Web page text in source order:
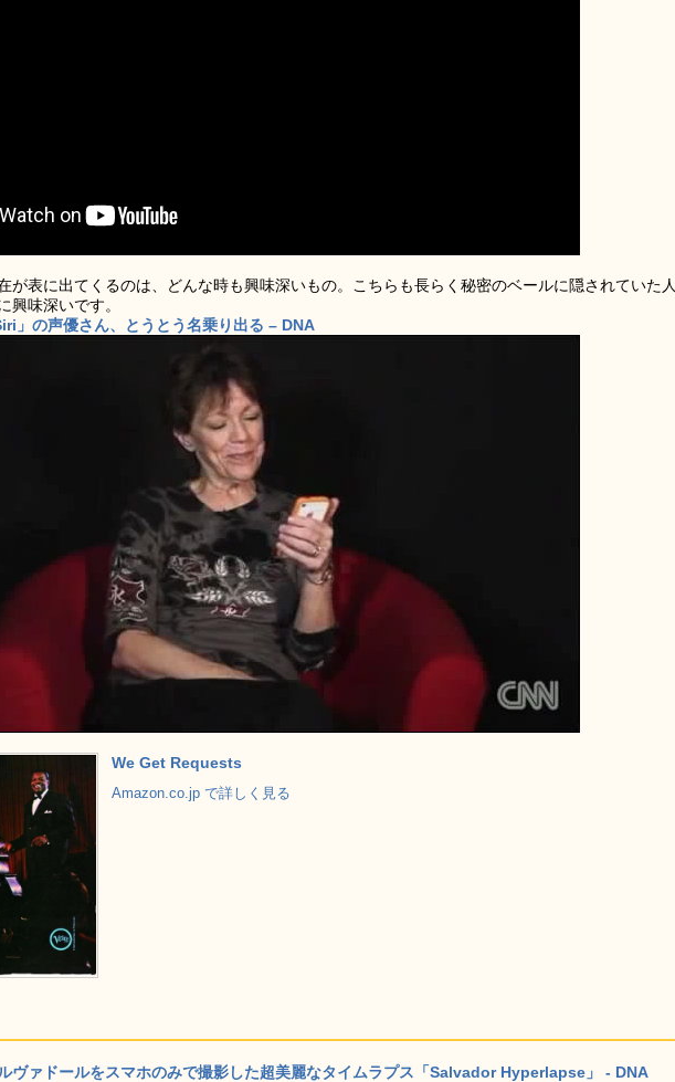
が表に出てくるのは、どんな時も興味深いもの。こちらも長らく秘密のベールに隠されていた人
興味深いです。
」の声優さん、とうとう名乗り出る – DNA
We Get Requests
Amazon.co.jp で詳しく見る
ヴァドールをスマホのみで撮影した超美麗なタイムラプス「Salvador Hyperlapse」 - DNA